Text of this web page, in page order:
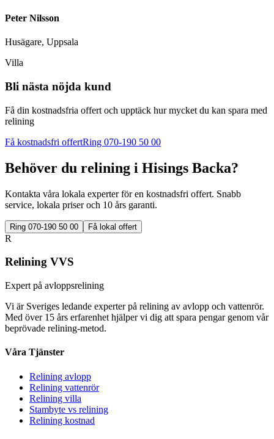
Peter Nilsson
Husägare, Uppsala
Villa
Bli nästa nöjda kund
Få din kostnadsfria offert och upptäck hur mycket du kan spara med
relining
Få kostnadsfri offertRing 070-190 50 00
Behöver du relining i Hisings Backa?
Kontakta våra lokala experter för en kostnadsfri offert. Snabb
service, lokala priser och 10 års garanti.
Ring 070-190 50 00 Få lokal offert
R
Relining VVS
Expert på avloppsrelining
Vi är Sveriges ledande experter på relining av avlopp och vattenrör.
Med över 15 års erfarenhet hjälper vi dig att spara pengar genom vår
beprövade relining-metod.
Våra Tjänster
Relining avlopp
Relining vattenrör
Relining villa
Stambyte vs relining
Relining kostnad